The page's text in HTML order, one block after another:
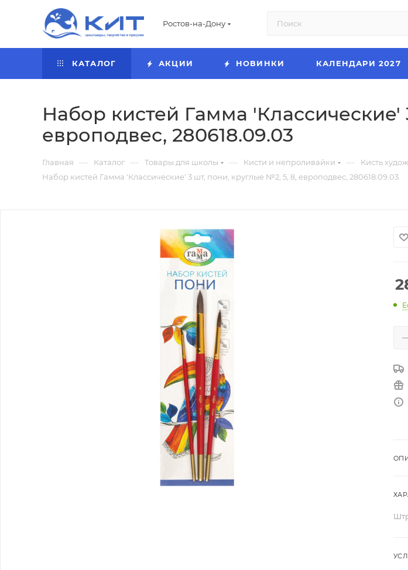
Ростов-на-Дону
КАТАЛОГ АКЦИИ НОВИНКИ КАЛЕНДАРИ 2027
Набор кистей Гамма
европодвес, 280618.09.03
Главная — Каталог — Товары для школы — Кисти и непроливайки — Кисть
Набор кистей Гамма 'Классические' 3 шт, пони, круглые №2, 5, 8, европодвес, 280618.09.03